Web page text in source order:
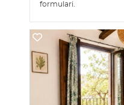
formulari.